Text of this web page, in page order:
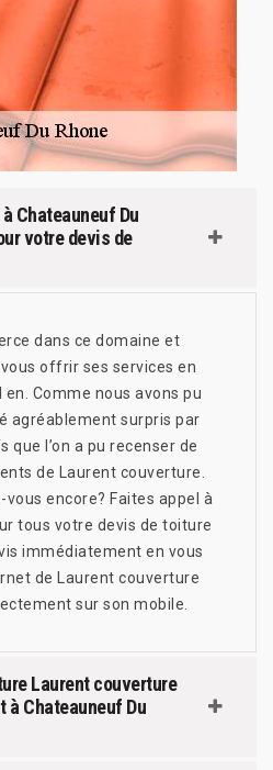
Chateauneuf Du
votre devis de
dans ce domaine et
offrir ses services en
Comme nous avons pu
agréablement surpris par
l’on a pu recenser de
de Laurent couverture.
encore? Faites appel à
tous votre devis de toiture
immédiatement en vous
de Laurent couverture
sur son mobile.
Laurent couverture
Chateauneuf Du